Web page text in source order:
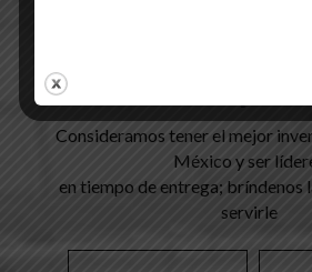
Consideramos tener el mejor
México y ser
en tiempo de entrega; bríndenos
servirle